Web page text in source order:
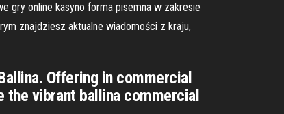
gry online kasyno forma pisemna w zakresie
znajdziesz aktualne wiadomości z kraju,
Offering in commercial
vibrant ballina commercial